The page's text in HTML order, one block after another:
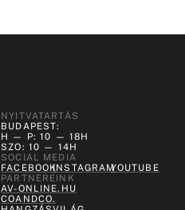
NYITVATARTÁS
BUDAPEST:
H — P: 10 — 18H
SZO: 10 — 14H
SOCIAL MEDIA
FACEBOOKINSTAGRAMYOUTUBE
PARTNEREINK
AV-ONLINE.HU
COANDCO.